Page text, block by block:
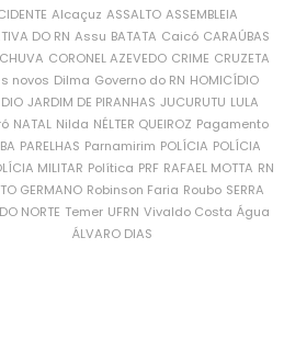
Alcaçuz ASSALTO ASSEMBLEIA
DO RN Assu BATATA Caicó CARAÚBAS
CORONEL AZEVEDO CRIME CRUZETA
novos Dilma Governo do RN HOMICÍDIO
JARDIM DE PIRANHAS JUCURUTU LULA
NATAL Nilda NÉLTER QUEIROZ Pagamento
PARELHAS Parnamirim POLÍCIA POLÍCIA
MILITAR Política PRF RAFAEL MOTTA RN
GERMANO Robinson Faria Roubo SERRA
NORTE Temer UFRN Vivaldo Costa Água
ÁLVARO DIAS